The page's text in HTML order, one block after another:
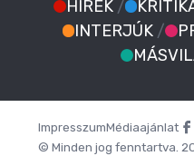
HÍREK /
INTERJÚK /
ImpresszumMédiaajánlat
© Minden jog fenntartva.